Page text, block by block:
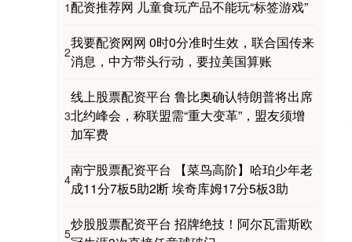
1配资推荐网 儿童食玩产品不能玩“标签游戏”
2
我要配资网网 0时0分准时生效，联合国传来
消息，中方带头行动，要拉美国算账
3
线上股票配资平台 鲁比奥确认特朗普将出席
北约峰会，称联盟需“重大变革”，盟友须增
加军费
4
南宁股票配资平台 【菜鸟高阶】哈珀少年老
成11分7板5助2断 埃奇库姆17分5板3助
5
炒股股票配资平台 招牌绝技！阿尔瓦雷斯欧